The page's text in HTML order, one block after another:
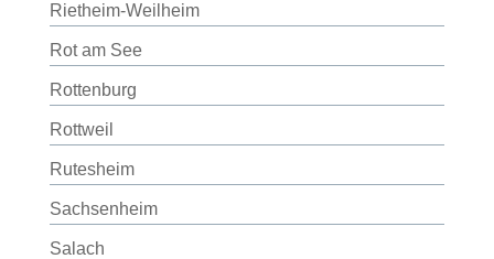
Rietheim-Weilheim
Rot am See
Rottenburg
Rottweil
Rutesheim
Sachsenheim
Salach